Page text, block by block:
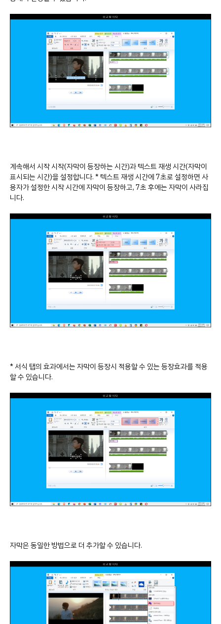
계속해서 시작 시작(자막이 등장하는 시간)과 텍스트 재생 시간(자막이
표시되는 시간)을 설정합니다. * 텍스트 재생 시간에 7초로 설정하면 사
용자가 설정한 시작 시간에 자막이 등장하고, 7초 후에는 자막이 사라집
니다.
* 서식 탭의 효과에서는 자막이 등장시 적용할 수 있는 등장효과를 적용
할 수 있습니다.
자막은 동일한 방법으로 더 추가할 수 있습니다.